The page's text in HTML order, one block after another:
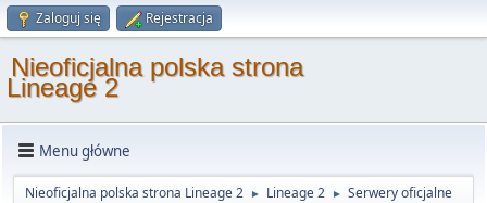
Zaloguj się Rejestracja
Nieoficjalna polska strona
Lineage 2
Menu główne
Nieoficjalna polska strona Lineage 2 ► Lineage 2 ► Serwery oficjalne